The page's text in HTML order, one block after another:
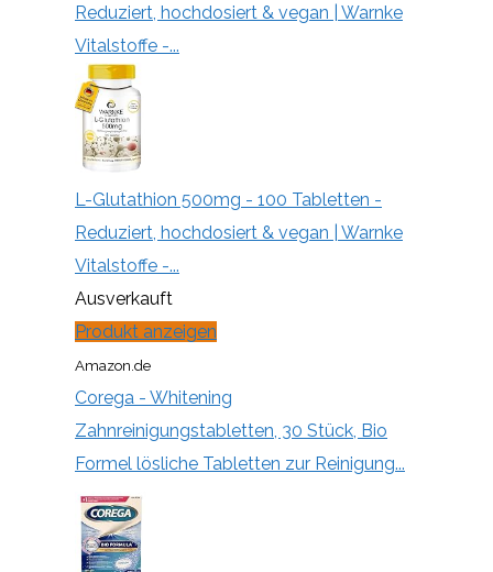
Reduziert, hochdosiert & vegan | Warnke
Vitalstoffe -...
L-Glutathion 500mg - 100 Tabletten -
Reduziert, hochdosiert & vegan | Warnke
Vitalstoffe -...
Ausverkauft
Produkt anzeigen
Amazon.de
Corega - Whitening
Zahnreinigungstabletten, 30 Stück, Bio
Formel lösliche Tabletten zur Reinigung...